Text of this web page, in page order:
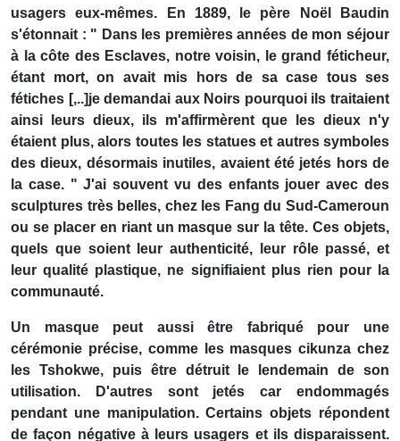
usagers eux-mêmes. En 1889, le père Noël Baudin
s'étonnait : " Dans les premières années de mon séjour
à la côte des Esclaves, notre voisin, le grand féticheur,
étant mort, on avait mis hors de sa case tous ses
fétiches [,..]je demandai aux Noirs pourquoi ils traitaient
ainsi leurs dieux, ils m'affirmèrent que les dieux n'y
étaient plus, alors toutes les statues et autres symboles
des dieux, désormais inutiles, avaient été jetés hors de
la case. " J'ai souvent vu des enfants jouer avec des
sculptures très belles, chez les Fang du Sud-Cameroun
ou se placer en riant un masque sur la tête. Ces objets,
quels que soient leur authenticité, leur rôle passé, et
leur qualité plastique, ne signifiaient plus rien pour la
communauté.
Un masque peut aussi être fabriqué pour une
cérémonie précise, comme les masques cikunza chez
les Tshokwe, puis être détruit le lendemain de son
utilisation. D'autres sont jetés car endommagés
pendant une manipulation. Certains objets répondent
de façon négative à leurs usagers et ils disparaissent.